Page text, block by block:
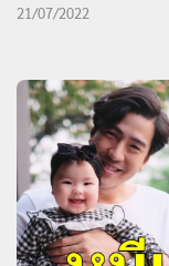
21/07/2022